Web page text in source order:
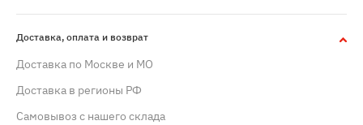
Доставка, оплата и возврат
Доставка по Москве и МО
Доставка в регионы РФ
Самовывоз с нашего склада